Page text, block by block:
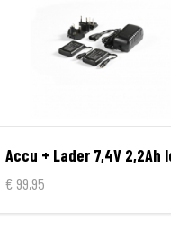
€ 99,95